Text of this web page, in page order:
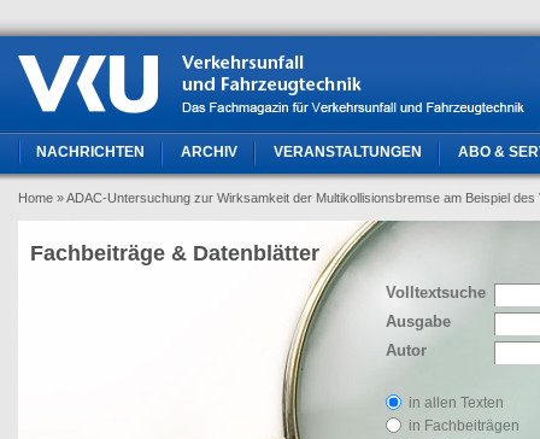
NACHRICHTEN ARCHIV VERANSTALTUNGEN ABO &
Home » ADAC-Untersuchung zur Wirksamkeit der Multikollisionsbremse am Beispiel des
Volltextsuche
Ausgabe
Autor
in allen Texten
in Fachbeiträgen
Fachbeiträge & Datenblätter